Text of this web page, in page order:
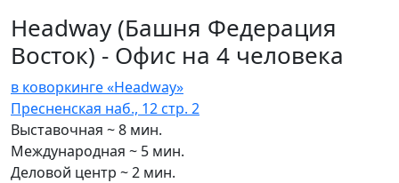
Headway (Башня Федерация
Восток) - Офис на 4 человека
в коворкинге «Headway»
Пресненская наб., 12 стр. 2
Выставочная ~ 8 мин.
Международная ~ 5 мин.
Деловой центр ~ 2 мин.